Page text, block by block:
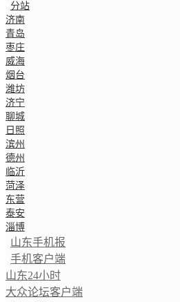
分站
济南
青岛
枣庄
威海
烟台
潍坊
济宁
聊城
日照
滨州
德州
临沂
菏泽
东营
泰安
淄博
山东手机报
手机客户端
山东24小时
大众论坛客户端